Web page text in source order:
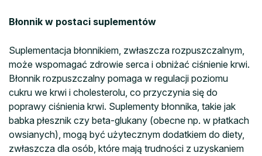
Błonnik w postaci suplementów
Suplementacja błonnikiem, zwłaszcza rozpuszczalnym,
może wspomagać zdrowie serca i obniżać ciśnienie krwi.
Błonnik rozpuszczalny pomaga w regulacji poziomu
cukru we krwi i cholesterolu, co przyczynia się do
poprawy ciśnienia krwi. Suplementy błonnika, takie jak
babka płesznik czy beta-glukany (obecne np. w płatkach
owsianych), mogą być użytecznym dodatkiem do diety,
zwłaszcza dla osób, które mają trudności z uzyskaniem